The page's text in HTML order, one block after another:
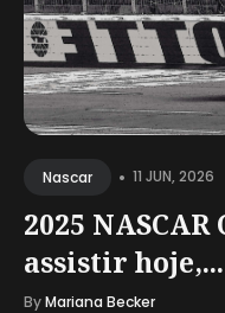
Nascar • 11 JUN, 2026
2025 NASCAR
assistir hoje,...
ByMariana Becker